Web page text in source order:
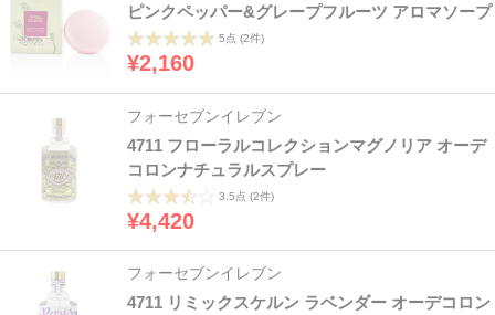
ピンクペッパー&グレープフルーツ アロマソープ
5点 (2件)
¥2,160
フォーセブンイレブン
4711 フローラルコレクションマグノリア オーデ
コロンナチュラルスプレー
3.5点 (2件)
¥4,420
フォーセブンイレブン
4711 リミックスケルン ラベンダー オーデコロン